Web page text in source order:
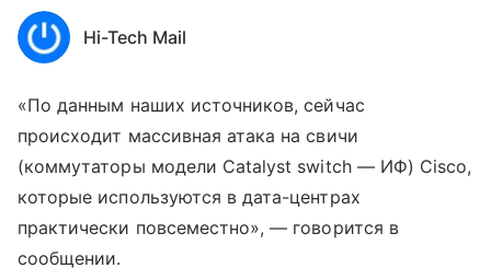
Hi-Tech Mail
«По данным наших источников, сейчас
происходит массивная атака на свичи
(коммутаторы модели Catalyst switch — ИФ) Cisco,
которые используются в дата-центрах
практически повсеместно», — говорится в
сообщении.